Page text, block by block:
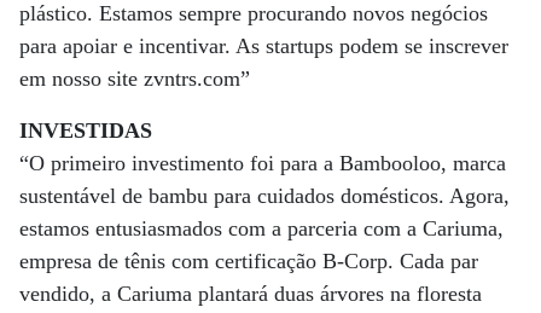
plástico. Estamos sempre procurando novos negócios
para apoiar e incentivar. As startups podem se inscrever
em nosso site zvntrs.com”
INVESTIDAS
“O primeiro investimento foi para a Bambooloo, marca
sustentável de bambu para cuidados domésticos. Agora,
estamos entusiasmados com a parceria com a Cariuma,
empresa de tênis com certificação B-Corp. Cada par
vendido, a Cariuma plantará duas árvores na floresta